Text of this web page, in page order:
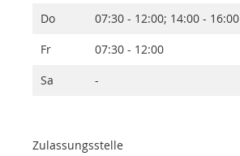
Do
07:30 - 12:00; 14:00 - 16:00
Fr
07:30 - 12:00
Sa
-
Zulassungsstelle